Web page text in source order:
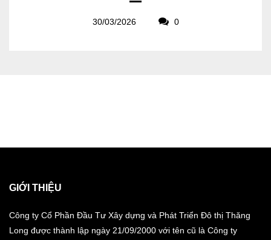
30/03/2026 0
GIỚI THIỆU
Công ty Cổ Phần Đầu Tư Xây dựng và Phát Triển Đô thị Thăng
Long được thành lập ngày 21/09/2000 với tên cũ là Công ty